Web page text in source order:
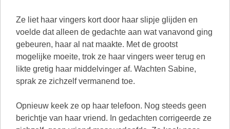
Ze liet haar vingers kort door haar slipje glijden en
voelde dat alleen de gedachte aan wat vanavond ging
gebeuren, haar al nat maakte. Met de grootst
mogelijke moeite, trok ze haar vingers weer terug en
likte gretig haar middelvinger af. Wachten Sabine,
sprak ze zichzelf vermanend toe.
Opnieuw keek ze op haar telefoon. Nog steeds geen
berichtje van haar vriend. In gedachten corrigeerde ze